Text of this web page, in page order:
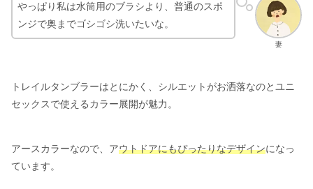
妻
やっぱり私は水筒用のブラシより、普通のスポ
ンジで奥までゴシゴシ洗いたいな。
トレイルタンブラーはとにかく、シルエットがお洒落なのとユニ
セックスで使えるカラー展開が魅力。
アースカラーなので、アウトドアにもぴったりなデザインになっ
ています。